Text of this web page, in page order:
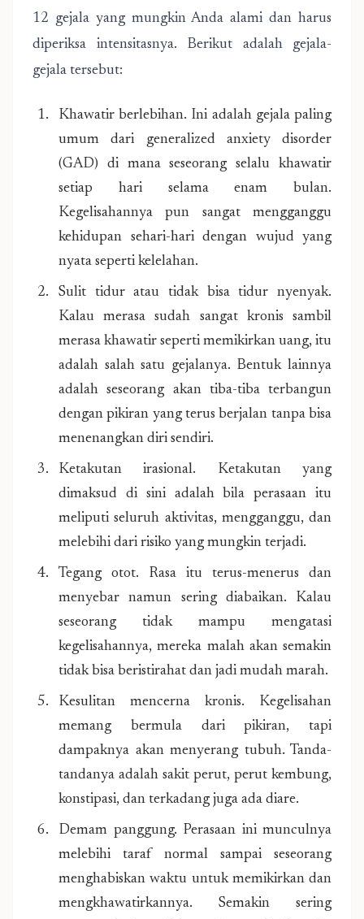
12 gejala yang mungkin Anda alami dan harus
diperiksa intensitasnya. Berikut adalah gejala-
gejala tersebut:
Khawatir berlebihan. Ini adalah gejala paling
umum dari generalized anxiety disorder
(GAD) di mana seseorang selalu khawatir
setiap hari selama enam bulan.
Kegelisahannya pun sangat mengganggu
kehidupan sehari-hari dengan wujud yang
nyata seperti kelelahan.
Sulit tidur atau tidak bisa tidur nyenyak.
Kalau merasa sudah sangat kronis sambil
merasa khawatir seperti memikirkan uang, itu
adalah salah satu gejalanya. Bentuk lainnya
adalah seseorang akan tiba-tiba terbangun
dengan pikiran yang terus berjalan tanpa bisa
menenangkan diri sendiri.
Ketakutan irasional. Ketakutan yang
dimaksud di sini adalah bila perasaan itu
meliputi seluruh aktivitas, mengganggu, dan
melebihi dari risiko yang mungkin terjadi.
Tegang otot. Rasa itu terus-menerus dan
menyebar namun sering diabaikan. Kalau
seseorang tidak mampu mengatasi
kegelisahannya, mereka malah akan semakin
tidak bisa beristirahat dan jadi mudah marah.
Kesulitan mencerna kronis. Kegelisahan
memang bermula dari pikiran, tapi
dampaknya akan menyerang tubuh. Tanda-
tandanya adalah sakit perut, perut kembung,
konstipasi, dan terkadang juga ada diare.
Demam panggung. Perasaan ini munculnya
melebihi taraf normal sampai seseorang
menghabiskan waktu untuk memikirkan dan
mengkhawatirkannya. Semakin sering